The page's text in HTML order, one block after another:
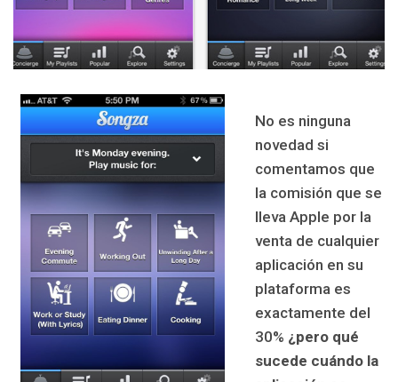
No es ninguna
novedad si
comentamos que
la comisión que se
lleva Apple por la
venta de cualquier
aplicación en su
plataforma es
exactamente del
30% ¿pero qué
sucede cuándo la